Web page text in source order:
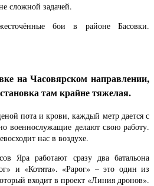
сложной задачей.
бои в районе Басовки.
на Часовярском направлении,
там крайне тяжелая.
пота и крови, каждый метр дается с
военнослужащие делают свою работу.
нас в воздухе.
Яра работают сразу два батальона
и «Котята». «Рарог» – это один из
входит в проект «Линия дронов».